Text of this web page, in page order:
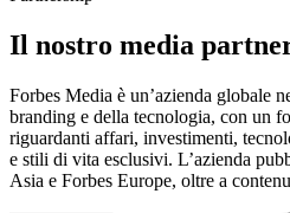
Il nostro media
Forbes Media è un’azienda globale
branding e della tecnologia, con un
riguardanti affari, investimenti,
e stili di vita esclusivi. L’azienda
Asia e Forbes Europe, oltre a